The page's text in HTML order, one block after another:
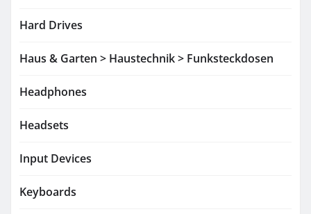
Hard Drives
Haus & Garten > Haustechnik > Funksteckdosen
Headphones
Headsets
Input Devices
Keyboards